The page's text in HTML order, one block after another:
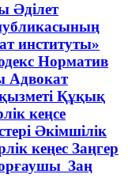
Әділет
институты»
Норматив
Құқық
кеңсе
Әкімшілік
кеңес Заңгер
Заң